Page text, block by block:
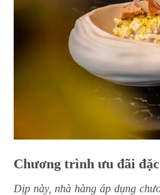
Chương trình ưu đãi
Dịp này, nhà hàng áp dụng